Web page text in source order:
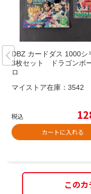
DBZ カードダス 1000シ
3枚セット ドラゴンボ
ロ
マイストア在庫： 3542
税込
カートに入れる
この